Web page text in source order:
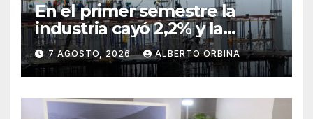
En el primer semestre la
industria cayó 2,2% y la
construcción mejoró casi 3%
7 AGOSTO, 2026 ALBERTO ORBINA